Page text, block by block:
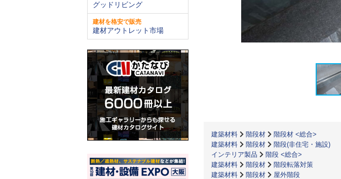
グッドリビング
建材を格安で販売
建材アウトレット市場
建築材料 階段材
階段材 <総合>
建築材料
階段材
階段(非住宅・施設)
インテリア製品
階段 <総合>
建築材料
階段材
階段転落対策
建築材料
階段材 屋外階段